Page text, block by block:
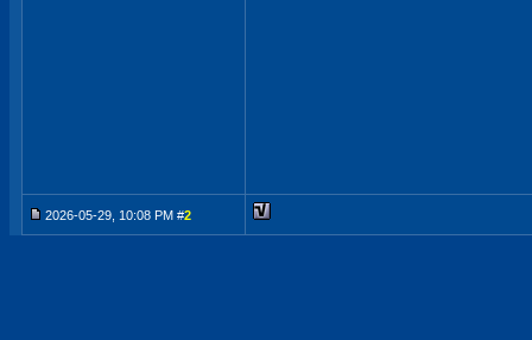
2026-05-29, 10:08 PM #2